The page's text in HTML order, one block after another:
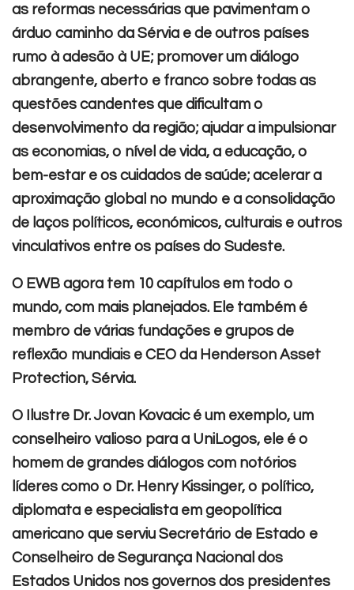
as reformas necessárias que pavimentam o
árduo caminho da Sérvia e de outros países
rumo à adesão à UE; promover um diálogo
abrangente, aberto e franco sobre todas as
questões candentes que dificultam o
desenvolvimento da região; ajudar a impulsionar
as economias, o nível de vida, a educação, o
bem-estar e os cuidados de saúde; acelerar a
aproximação global no mundo e a consolidação
de laços políticos, económicos, culturais e outros
vinculativos entre os países do Sudeste.
O EWB agora tem 10 capítulos em todo o
mundo, com mais planejados. Ele também é
membro de várias fundações e grupos de
reflexão mundiais e CEO da Henderson Asset
Protection, Sérvia.
O Ilustre Dr. Jovan Kovacic é um exemplo, um
conselheiro valioso para a UniLogos, ele é o
homem de grandes diálogos com notórios
líderes como o Dr. Henry Kissinger, o político,
diplomata e especialista em geopolítica
americano que serviu Secretário de Estado e
Conselheiro de Segurança Nacional dos
Estados Unidos nos governos dos presidentes